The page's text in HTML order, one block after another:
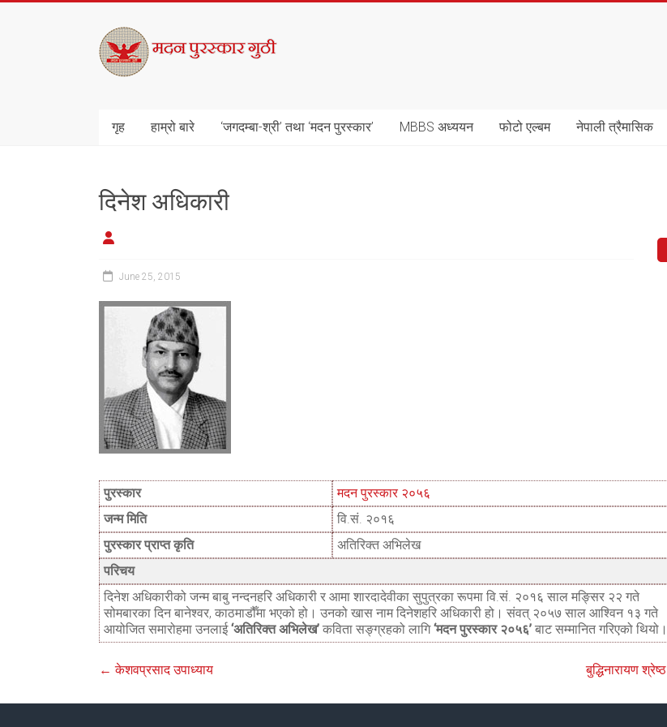
मदन
पुरस्कार
गुठी
गृह हाम्रो बारे ‘जगदम्बा-श्री’ तथा ‘मदन पुरस्कार’ MBBS अध्ययन फोटो एल्बम नेपाली त्रैमासिक
दिनेश अधिकारी
June 25, 2015
पुरस्कार
मदन पुरस्कार २०५६
जन्म मिति
वि.सं. २०१६
पुरस्कार प्राप्त कृति
अतिरिक्त अभिलेख
परिचय
दिनेश अधिकारीको जन्म बाबु नन्दनहरि अधिकारी र आमा शारदादेवीका सुपुत्रका रूपमा वि.सं. २०१६ साल मङ्सिर २२ गते
सोमबारका दिन बानेश्वर, काठमाडौँमा भएको हो। उनको खास नाम दिनेशहरि अधिकारी हो। संवत् २०५७ साल आश्विन १३ गते
आयोजित समारोहमा उनलाई‘अतिरिक्त अभिलेख’ कविता सङ्ग्रहको लागि‘मदन पुरस्कार २०५६’ बाट सम्मानित गरिएको थियो।
← केशवप्रसाद उपाध्याय बुद्धिनारायण श्रेष्ठ